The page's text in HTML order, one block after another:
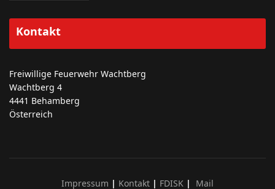
Kontakt
Freiwillige Feuerwehr Wachtberg
Wachtberg 4
4441 Behamberg
Österreich
Impressum | Kontakt | FDISK | Mail